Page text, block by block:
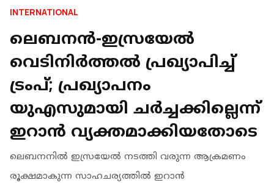
INTERNATIONAL
ലെബനൻ-ഇസ്രയേൽ
വെടിനിർത്തൽ പ്രഖ്യാപിച്ച്
ട്രംപ്; പ്രഖ്യാപനം
യുഎസുമായി ചർച്ചക്കില്ലെന്ന്
ഇറാൻ വ്യക്തമാക്കിയതോടെ
ലെബനനിൽ ഇസ്രയേൽ നടത്തി വരുന്ന ആക്രമണം
രൂക്ഷമാകുന്ന സാഹചര്യത്തിൽ ഇറാൻ